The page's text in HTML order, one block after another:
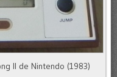
II de Nintendo (1983)